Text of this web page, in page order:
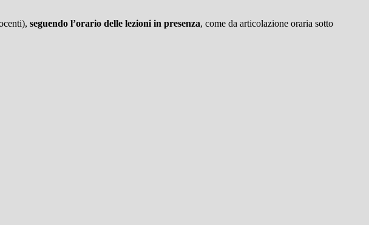
seguendo l’orario delle lezioni in presenza, come da articolazione oraria sotto